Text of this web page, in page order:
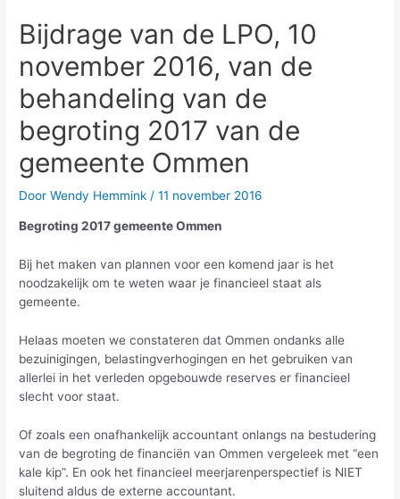
Bijdrage van de LPO, 10
november 2016, van de
behandeling van de
begroting 2017 van de
gemeente Ommen
DoorWendy Hemmink/11 november 2016
Begroting 2017 gemeente Ommen
Bij het maken van plannen voor een komend jaar is het
noodzakelijk om te weten waar je financieel staat als
gemeente.
Helaas moeten we constateren dat Ommen ondanks alle
bezuinigingen, belastingverhogingen en het gebruiken van
allerlei in het verleden opgebouwde reserves er financieel
slecht voor staat.
Of zoals een onafhankelijk accountant onlangs na bestudering
van de begroting de financiën van Ommen vergeleek met “een
kale kip”. En ook het financieel meerjarenperspectief is NIET
sluitend aldus de externe accountant.